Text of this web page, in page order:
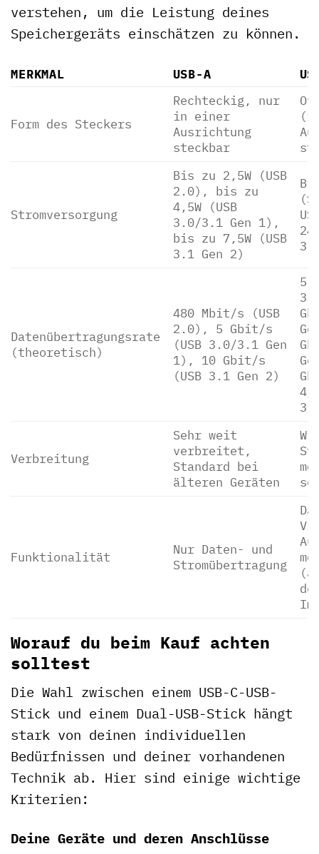
verstehen, um die Leistung deines
Speichergeräts einschätzen zu können.
MERKMAL USB-A
Form des Steckers
Rechteckig, nur
in einer
Ausrichtung
steckbar
Stromversorgung
Bis zu 2,5W (USB
2.0), bis zu
4,5W (USB
3.0/3.1 Gen 1),
bis zu 7,5W (USB
3.1 Gen 2)
Datenübertragungsrate
(theoretisch)
480 Mbit/s (USB
2.0), 5 Gbit/s
(USB 3.0/3.1 Gen
1), 10 Gbit/s
(USB 3.1 Gen 2)
5
4/
3/
Verbreitung
Sehr weit
verbreitet,
Standard bei
älteren Geräten
Funktionalität
Nur Daten- und
Stromübertragung
Worauf du beim Kauf achten
solltest
Die Wahl zwischen einem USB-C-USB-
Stick und einem Dual-USB-Stick hängt
stark von deinen individuellen
Bedürfnissen und deiner vorhandenen
Technik ab. Hier sind einige wichtige
Kriterien:
Deine Geräte und deren Anschlüsse